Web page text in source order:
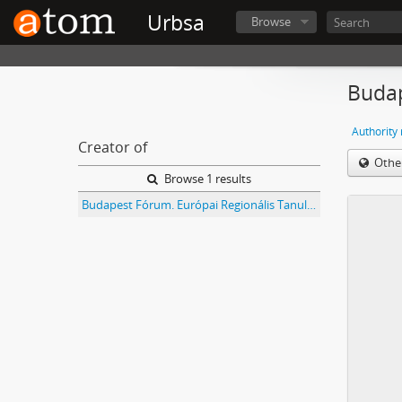
Urbsa Browse
Creator of
Browse 1 results
Budapest Fórum. Európai Regionális Tanulmányok Hálózata iratai
Authority